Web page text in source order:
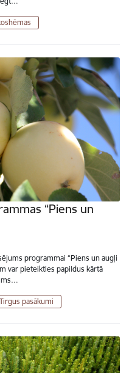
“Piens un
programmai “Piens un augļi
var pieteikties papildus kārtā
Tirgus pasākumi